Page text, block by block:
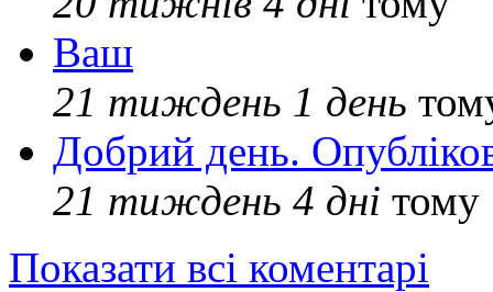
Ваш
21 тиждень 1 день
Добрий день.
21 тиждень 4 дні тому
Показати всі коментарі